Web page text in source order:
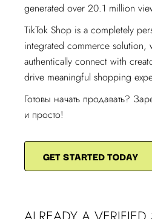
generated over 20.1 million
TikTok Shop is a completely
integrated commerce solution,
authentically connect with
drive meaningful shopping
Готовы начать продавать?
и просто!
GET STARTED TODAY